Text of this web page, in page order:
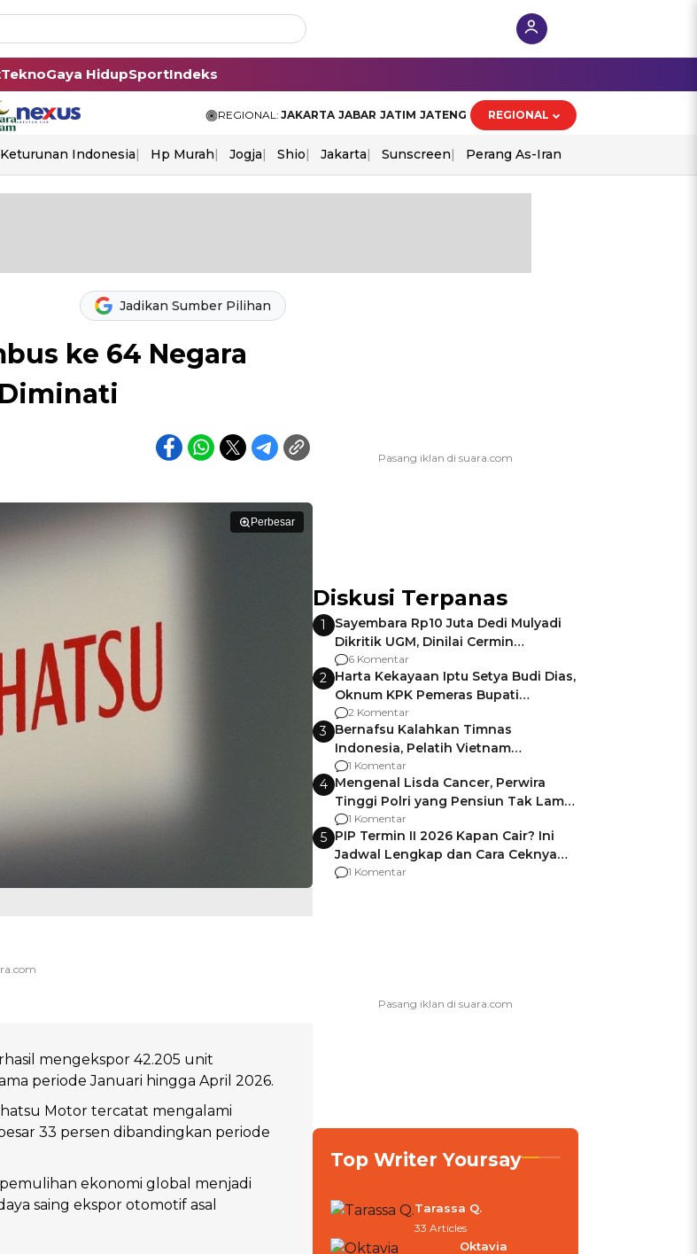
TeknoGaya HidupSportIndeks
REGIONAL: JAKARTA JABAR JATIM JATENG REGIONAL
Indonesia Hp Murah Jogja Shio Jakarta Sunscreen Perang As-Iran
Jadikan Sumber Pilihan
ke 64 Negara
Perbesar
mengekspor 42.205 unit
periode Januari hingga April 2026.
Motor tercatat mengalami
33 persen dibandingkan periode
ekonomi global menjadi
saing ekspor otomotif asal
Diskusi Terpanas
1
Sayembara Rp10 Juta Dedi Mulyadi
Dikritik UGM, Dinilai Cermin
Gagalnya Negara Jamin Keamanan
6 Komentar
2 Harta Kekayaan Iptu Setya Budi Dias,
Oknum KPK Pemeras Bupati
Pemalang
2 Komentar
3 Bernafsu Kalahkan Timnas
Indonesia, Pelatih Vietnam
Berencana Pakai Jimat di Pakansari
1 Komentar
4 Mengenal Lisda Cancer, Perwira
Tinggi Polri yang Pensiun Tak Lama
Usai Jadi Brigjen
1 Komentar
5 PIP Termin II 2026 Kapan Cair? Ini
Jadwal Lengkap dan Cara Ceknya
agar Dana Tidak Hangus!
1 Komentar
Top Writer Yoursay
Tarassa Q.
33 Articles
Oktavia